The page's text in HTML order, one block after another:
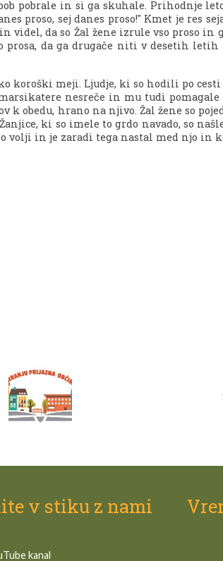
pobrale in si ga skuhale. Prihodnje
proso, sej danes proso!" Kmet je res
videl, da so Žal žene izrule vso proso in
da ga drugače niti v desetih
koroški meji. Ljudje, ki so hodili po
nesreče in mu tudi
k obedu, hrano na njivo. Žal žene so
ki so imele to grdo navado, so
in je zaradi tega nastal med njo in
v stiku z nami
kanal